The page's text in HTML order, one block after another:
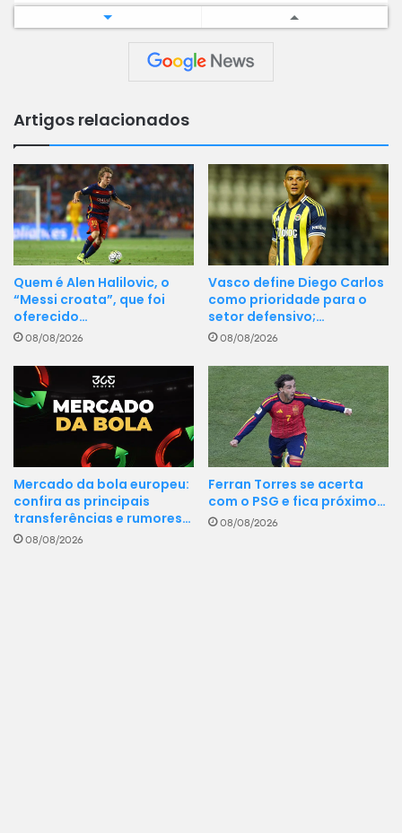
Viseu 17:00 FC Porto
Artigos relacionados
Quem é Alen Halilovic, o
“Messi croata”, que foi
oferecido…
08/08/2026
Vasco define Diego Carlos
como prioridade para o
setor defensivo;…
08/08/2026
Mercado da bola europeu:
confira as principais
transferências e rumores…
08/08/2026
Ferran Torres se acerta
com o PSG e fica próximo…
08/08/2026